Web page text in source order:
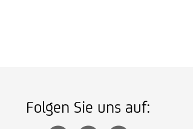
Folgen Sie uns auf: